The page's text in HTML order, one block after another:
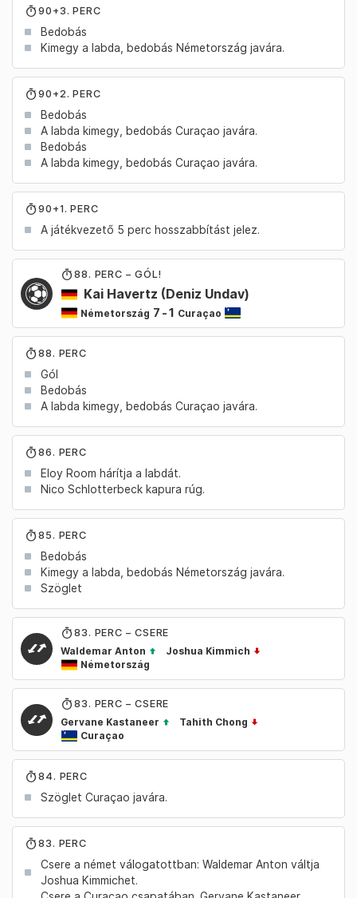
90+3. PERC
Bedobás
Kimegy a labda, bedobás Németország javára.
90+2. PERC
Bedobás
A labda kimegy, bedobás Curaçao javára.
Bedobás
A labda kimegy, bedobás Curaçao javára.
90+1. PERC
A játékvezető 5 perc hosszabbítást jelez.
88. PERC – GÓL!
Kai Havertz (Deniz Undav)
Németország 7 -1 Curaçao
88. PERC
Gól
Bedobás
A labda kimegy, bedobás Curaçao javára.
86. PERC
Eloy Room hárítja a labdát.
Nico Schlotterbeck kapura rúg.
85. PERC
Bedobás
Kimegy a labda, bedobás Németország javára.
Szöglet
83. PERC – CSERE
Waldemar Anton
Joshua Kimmich
Németország
83. PERC – CSERE
Gervane Kastaneer
Tahith Chong
Curaçao
84. PERC
Szöglet Curaçao javára.
83. PERC
Csere a német válogatottban: Waldemar Anton váltja
Joshua Kimmichet.